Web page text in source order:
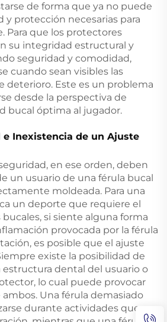
de forma que ya no puede
y protección necesarias para
Para que los protectores
su integridad estructural y
seguridad y comodidad,
cuando sean visibles las
deterioro. Este es un problema
desde la perspectiva de
bucal óptima al jugador.
e Inexistencia de un Ajuste
en ese orden, deben
un usuario de una férula bucal
moldeada. Para una
un deporte que requiere el
si siente alguna forma
provocada por la férula
es posible que el ajuste
existe la posibilidad de
estructura dental del usuario o
lo cual puede provocar
Una férula demasiado
durante actividades que